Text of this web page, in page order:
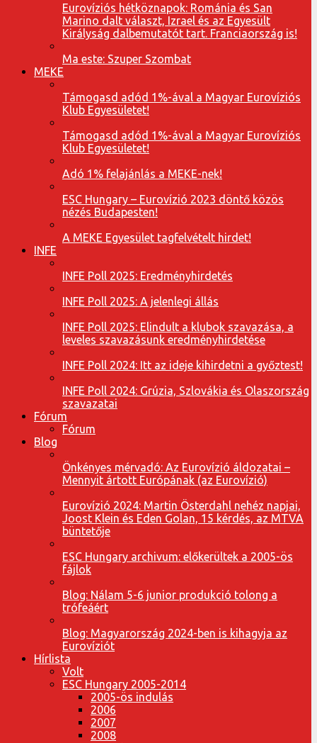
Eurovíziós hétköznapok: Románia és San
Marino dalt választ, Izrael és az Egyesült
Királyság dalbemutatót tart. Franciaország is!
Ma este: Szuper Szombat
MEKE
Támogasd adód 1%-ával a Magyar Eurovíziós
Klub Egyesületet!
Támogasd adód 1%-ával a Magyar Eurovíziós
Klub Egyesületet!
Adó 1% felajánlás a MEKE-nek!
ESC Hungary – Eurovízió 2023 döntő közös
nézés Budapesten!
A MEKE Egyesület tagfelvételt hirdet!
INFE
INFE Poll 2025: Eredményhirdetés
INFE Poll 2025: A jelenlegi állás
INFE Poll 2025: Elindult a klubok szavazása, a
leveles szavazásunk eredményhirdetése
INFE Poll 2024: Itt az ideje kihirdetni a győztest!
INFE Poll 2024: Grúzia, Szlovákia és Olaszország
szavazatai
Fórum
Fórum
Blog
Önkényes mérvadó: Az Eurovízió áldozatai –
Mennyit ártott Európának (az Eurovízió)
Eurovízió 2024: Martin Österdahl nehéz napjai,
Joost Klein és Eden Golan, 15 kérdés, az MTVA
büntetője
ESC Hungary archivum: előkerültek a 2005-ös
fájlok
Blog: Nálam 5-6 junior produkció tolong a
trófeáért
Blog: Magyarország 2024-ben is kihagyja az
Eurovíziót
Hírlista
Volt
ESC Hungary 2005-2014
2005-ös indulás
2006
2007
2008